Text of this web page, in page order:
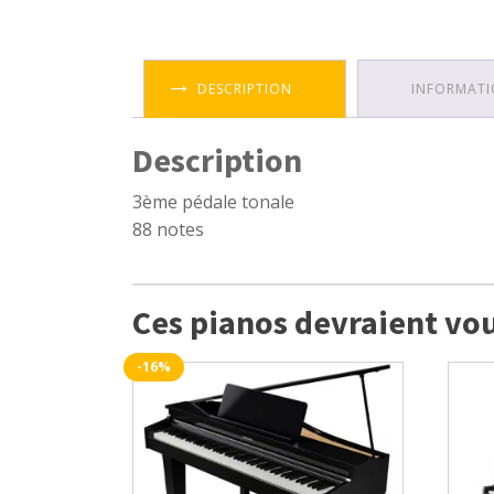
DESCRIPTION
Description
3ème pédale tonale
88 notes
Ces pianos devraient
-16%